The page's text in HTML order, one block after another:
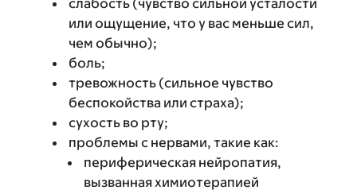
слабость (чувство сильной усталости
или ощущение, что у вас меньше сил,
чем обычно);
боль;
тревожность (сильное чувство
беспокойства или страха);
сухость во рту;
проблемы с нервами, такие как:
периферическая нейропатия,
вызванная химиотерапией